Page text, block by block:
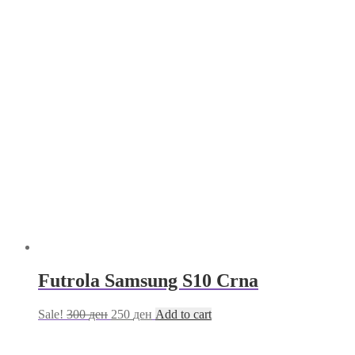
Futrola Samsung S10 Crna
Sale! 300ден 250 ден Add to cart